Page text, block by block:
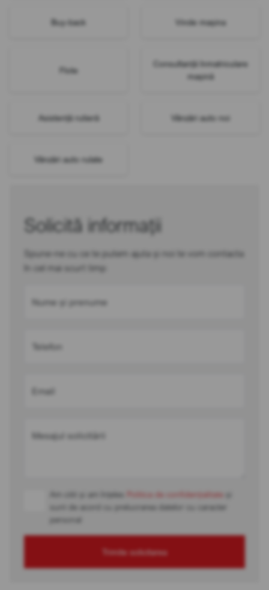
Buy-back Vinde mașina
Flote
Consultanță înmatriculare
mașină
Asistență rutieră Vânzări auto noi
Vânzări auto rulate
Solicită informații
Spune-ne cu ce te putem ajuta și noi te vom contacta
în cel mai scurt timp
Nume și prenume
Telefon
Email
Mesajul solicitării
Am citit și am înțeles Politica de confidențialitate
sunt de acord cu prelucrarea datelor cu caracter
personal
Trimite solicitarea